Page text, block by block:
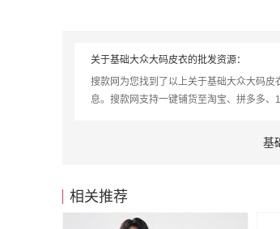
关于基础大众大码皮衣的批发资源：
搜款网为您找到了以上关于基础大众大码
息。搜款网支持一键铺货至淘宝、拼多多、
基
相关推荐